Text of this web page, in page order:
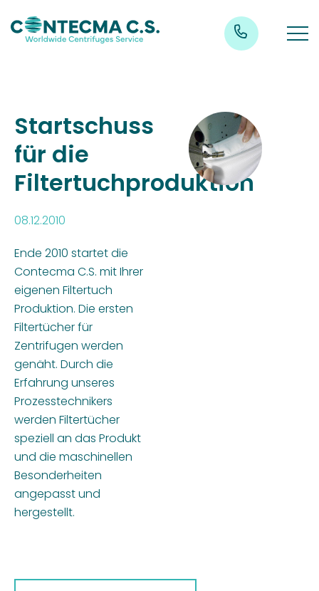
Startschuss
für die
Filtertuchproduktion
08.12.2010
Ende 2010 startet die
Contecma C.S. mit Ihrer
eigenen Filtertuch
Produktion. Die ersten
Filtertücher für
Zentrifugen werden
genäht. Durch die
Erfahrung unseres
Prozesstechnikers
werden Filtertücher
speziell an das Produkt
und die maschinellen
Besonderheiten
angepasst und
hergestellt.